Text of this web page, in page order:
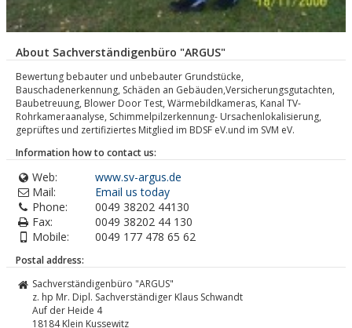
About Sachverständigenbüro "ARGUS"
Bewertung bebauter und unbebauter Grundstücke,
Bauschadenerkennung, Schäden an Gebäuden,Versicherungsgutachten,
Baubetreuung, Blower Door Test, Wärmebildkameras, Kanal TV-
Rohrkameraanalyse, Schimmelpilzerkennung- Ursachenlokalisierung,
geprüftes und zertifiziertes Mitglied im BDSF eV.und im SVM eV.
Information how to contact us:
Web:
www.sv-argus.de
Mail:
Email us today
Phone:
0049 38202 44130
Fax:
0049 38202 44 130
Mobile:
0049 177 478 65 62
Postal address:
Sachverständigenbüro "ARGUS"
z. hp Mr. Dipl. Sachverständiger Klaus Schwandt
Auf der Heide 4
18184 Klein Kussewitz